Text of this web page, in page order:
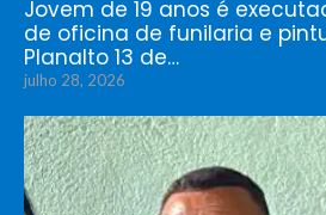
Jovem de 19 anos é
de oficina de funilaria e
Planalto 13 de…
julho 28, 2026